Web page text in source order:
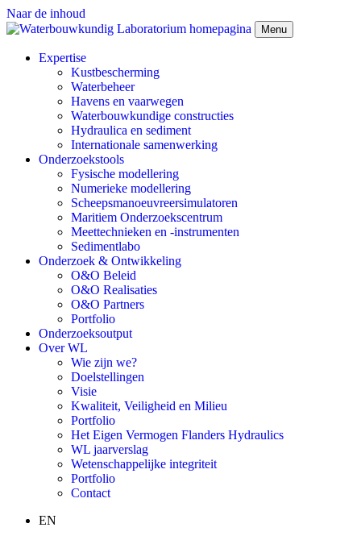
Naar de inhoud
Menu
Expertise
Kustbescherming
Waterbeheer
Havens en vaarwegen
Waterbouwkundige constructies
Hydraulica en sediment
Internationale samenwerking
Onderzoekstools
Fysische modellering
Numerieke modellering
Scheepsmanoeuvreersimulatoren
Maritiem Onderzoekscentrum
Meettechnieken en -instrumenten
Sedimentlabo
Onderzoek & Ontwikkeling
O&O Beleid
O&O Realisaties
O&O Partners
Portfolio
Onderzoeksoutput
Over WL
Wie zijn we?
Doelstellingen
Visie
Kwaliteit, Veiligheid en Milieu
Portfolio
Het Eigen Vermogen Flanders Hydraulics
WL jaarverslag
Wetenschappelijke integriteit
Portfolio
Contact
EN